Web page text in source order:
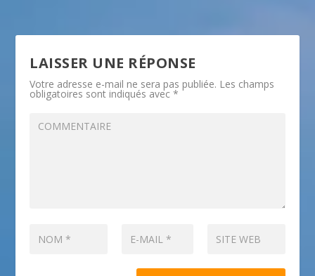
LAISSER UNE RÉPONSE
Votre adresse e-mail ne sera pas publiée. Les champs
obligatoires sont indiqués avec*